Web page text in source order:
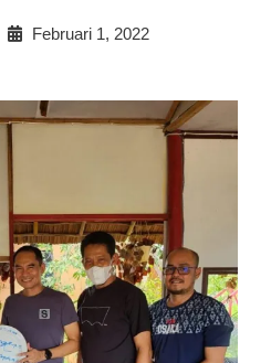
Februari 1, 2022